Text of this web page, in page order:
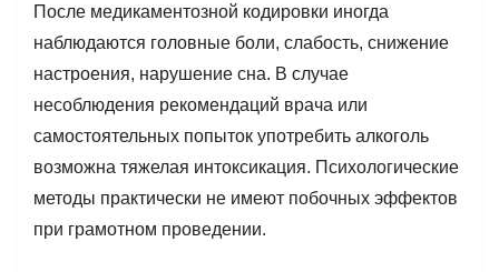
После медикаментозной кодировки иногда
наблюдаются головные боли, слабость, снижение
настроения, нарушение сна. В случае
несоблюдения рекомендаций врача или
самостоятельных попыток употребить алкоголь
возможна тяжелая интоксикация. Психологические
методы практически не имеют побочных эффектов
при грамотном проведении.